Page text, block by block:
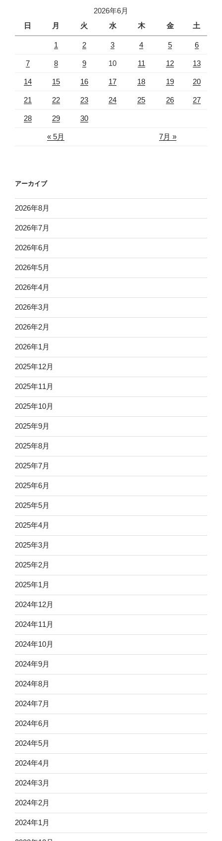
2026年6月
日
月 火 水 木 金 土
« 5月 7月 »
1 2 3 4 5 6
7 8 9 10 11 12 13
14 15 16 17 18 19 20
21 22 23 24 25 26 27
28 29 30
アーカイブ
2026年8月
2026年7月
2026年6月
2026年5月
2026年4月
2026年3月
2026年2月
2026年1月
2025年12月
2025年11月
2025年10月
2025年9月
2025年8月
2025年7月
2025年6月
2025年5月
2025年4月
2025年3月
2025年2月
2025年1月
2024年12月
2024年11月
2024年10月
2024年9月
2024年8月
2024年7月
2024年6月
2024年5月
2024年4月
2024年3月
2024年2月
2024年1月